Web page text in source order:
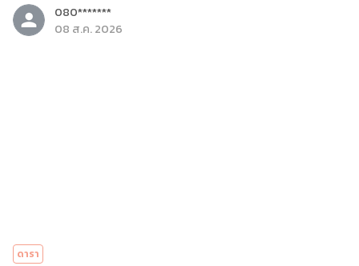
080*******
08 ส.ค. 2026
ดารา